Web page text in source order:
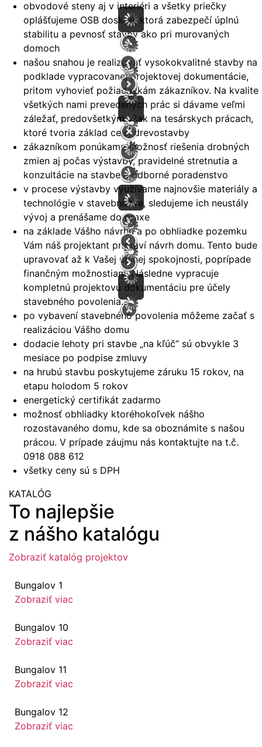
obvodové steny aj v interiéri a všetky priečky
oplášťujeme OSB doskou, ktorá zabezpečí úplnú
stabilitu a pevnosť stavby ako pri murovaných
domoch
našou snahou je realizovať vysokokvalitné stavby na
podklade vypracovanej projektovej dokumentácie,
pritom vyhovieť požiadavkám zákazníkov. Na kvalite
všetkých nami prevedených prác si dávame veľmi
záležať, predovšetkým však na tesárskych prácach,
ktoré tvoria základ celej drevostavby
zákazníkom ponúkame možnosť riešenia drobných
zmien aj počas výstavby, pravidelné stretnutia a
konzultácie na stavbe a odborné poradenstvo
v procese výstavby využívame najnovšie materiály a
technológie v stavebníctve, sledujeme ich neustály
vývoj a prenášame do praxe
na základe Vášho návrhu a po obhliadke pozemku
Vám náš projektant pripraví návrh domu. Tento bude
upravovať až k Vašej úplnej spokojnosti, poprípade
finančným možnostiam. Následne vypracuje
kompletnú projektovú dokumentáciu pre účely
stavebného povolenia.
po vybavení stavebného povolenia môžeme začať s
realizáciou Vášho domu
dodacie lehoty pri stavbe „na kľúč“ sú obvykle 3
mesiace po podpise zmluvy
na hrubú stavbu poskytujeme záruku 15 rokov, na
etapu holodom 5 rokov
energetický certifikát zadarmo
možnosť obhliadky ktoréhokoľvek nášho
rozostavaného domu, kde sa oboznámite s našou
prácou. V prípade záujmu nás kontaktujte na t.č.
0918 088 612
všetky ceny sú s DPH
KATALÓG
To najlepšie
z nášho katalógu
Zobraziť katalóg projektov
Bungalov 1
Zobraziť viac
Bungalov 10
Zobraziť viac
Bungalov 11
Zobraziť viac
Bungalov 12
Zobraziť viac